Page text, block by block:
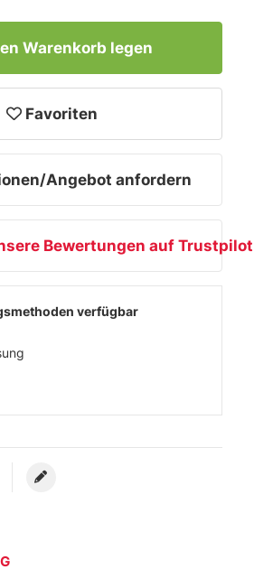
Warenkorb legen
Favoriten
Angebot anfordern
Bewertungen auf
verfügbar